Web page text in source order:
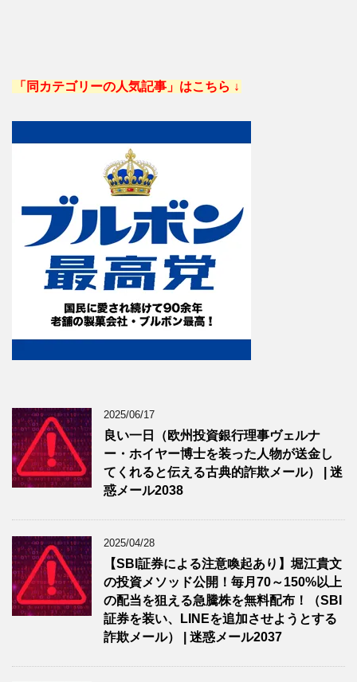
「同カテゴリーの人気記事」はこちら ↓
2025/06/17
良い一日（欧州投資銀行理事ヴェルナ
ー・ホイヤー博士を装った人物が送金し
てくれると伝える古典的詐欺メール） | 迷
惑メール2038
2025/04/28
【SBI証券による注意喚起あり】堀江貴文
の投資メソッド公開！毎月70～150%以上
の配当を狙える急騰株を無料配布！（SBI
証券を装い、LINEを追加させようとする
詐欺メール） | 迷惑メール2037